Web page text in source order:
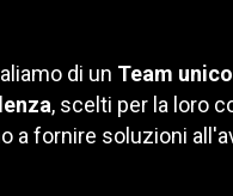
di un Team
, scelti per la loro
a fornire soluzioni